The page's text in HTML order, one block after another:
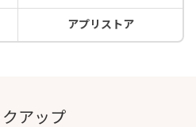
アプリストア
クアップ